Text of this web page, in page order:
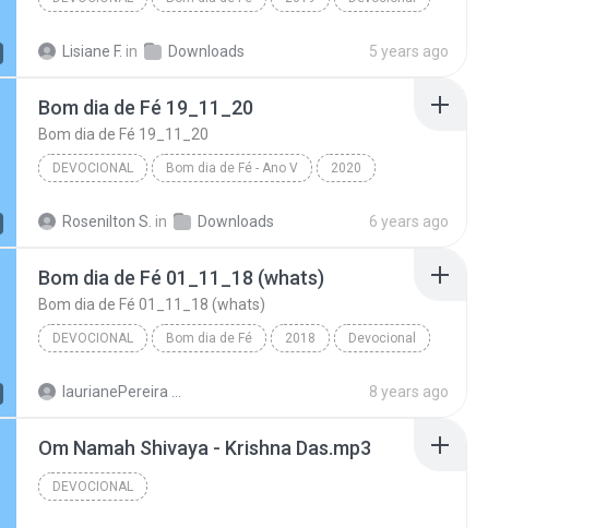
Lisiane F. in Downloads 5 years ago
Bom dia de Fé 19_11_20
Bom dia de Fé 19_11_20
DEVOCIONAL Bom dia de Fé - Ano V 2020
Rosenilton S. in Downloads 6 years ago
Bom dia de Fé 01_11_18 (whats)
Bom dia de Fé 01_11_18 (whats)
DEVOCIONAL Bom dia de Fé 2018 Devocional
8 years ago
Om Namah Shivaya - Krishna Das.mp3
DEVOCIONAL